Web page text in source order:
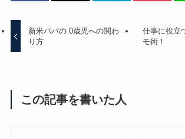
新米パパの 0歳児への関わ
り方
仕事に役立
モ術！
この記事を書いた人